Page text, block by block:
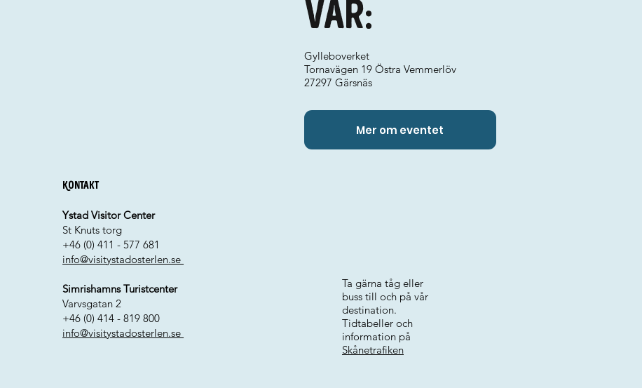
Var:
Gylleboverket
Tornavägen 19 Östra Vemmerlöv
27297 Gärsnäs
Mer om eventet
Kontakt
Ystad Visitor Center
St Knuts torg
+46 (0) 411 - 577 681
info@visitystadosterlen.se
Simrishamns Turistcenter
Varvsgatan 2
+46 (0) 414 - 819 800
info@visitystadosterlen.se
Ta gärna tåg eller
buss till och på vår
destination.
Tidtabeller och
information på
Skånetrafiken